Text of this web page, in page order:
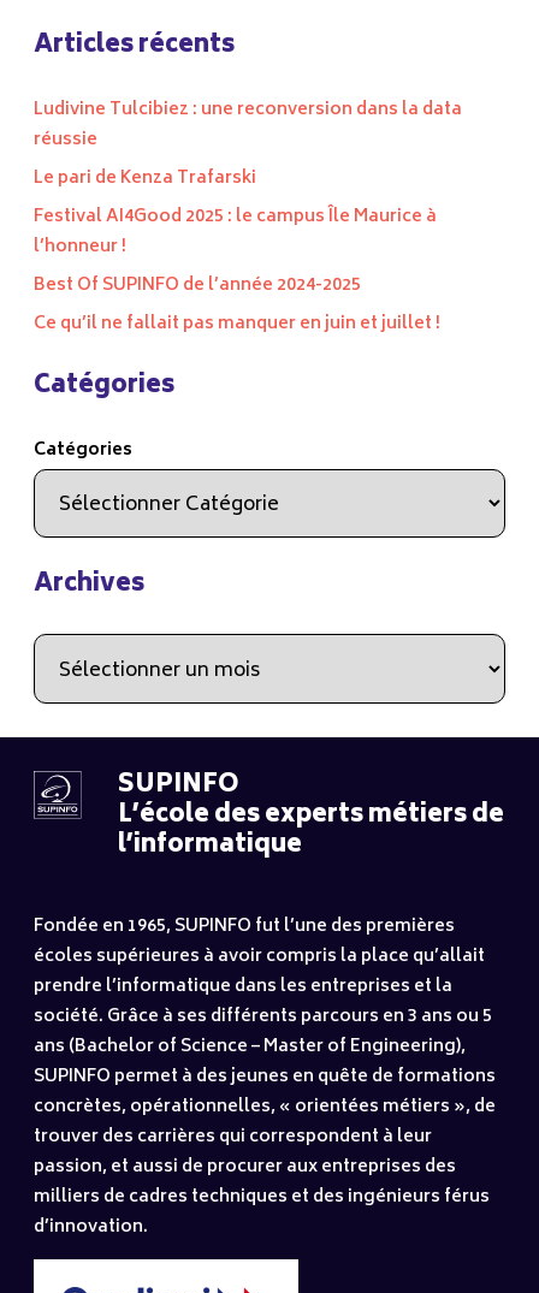
Articles récents
Ludivine Tulcibiez : une reconversion dans la data
réussie
Le pari de Kenza Trafarski
Festival AI4Good 2025 : le campus Île Maurice à
l’honneur !
Best Of SUPINFO de l’année 2024-2025
Ce qu’il ne fallait pas manquer en juin et juillet !
Catégories
Catégories
Archives
Archives
SUPINFO
L’école des experts métiers de
l’informatique
Fondée en 1965, SUPINFO fut l’une des premières
écoles supérieures à avoir compris la place qu’allait
prendre l’informatique dans les entreprises et la
société. Grâce à ses différents parcours en 3 ans ou 5
ans (Bachelor of Science – Master of Engineering),
SUPINFO permet à des jeunes en quête de formations
concrètes, opérationnelles, « orientées métiers », de
trouver des carrières qui correspondent à leur
passion, et aussi de procurer aux entreprises des
milliers de cadres techniques et des ingénieurs férus
d’innovation.